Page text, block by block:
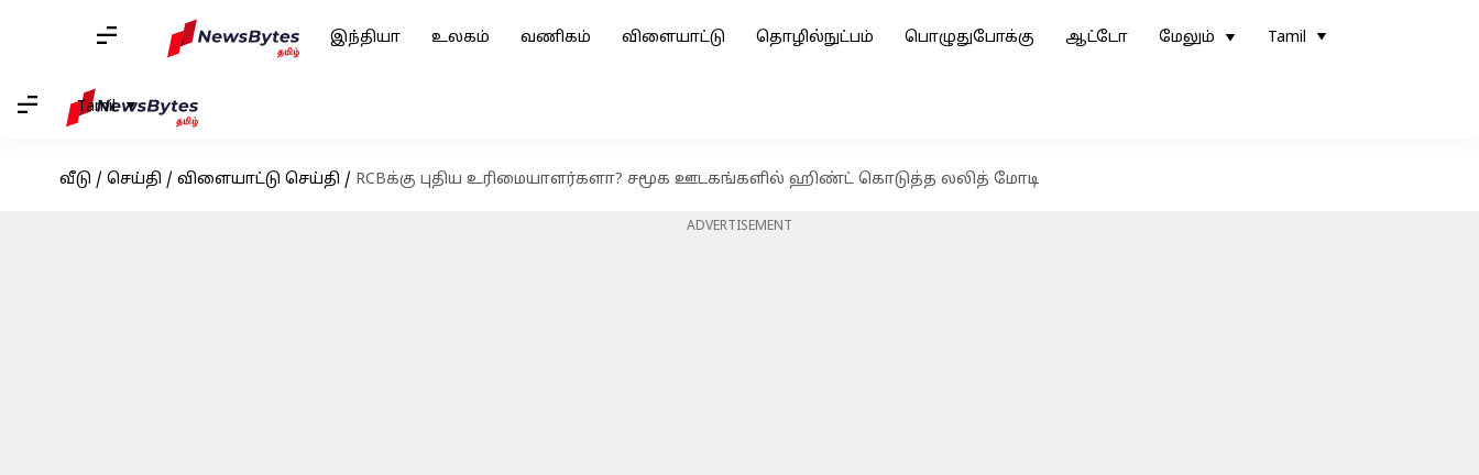
இந்தியா உலகம் வணிகம் விளையாட்டு தொழில்நுட்பம் பொழுதுபோக்கு ஆட்டோ மேலும் Tamil
Tamil
வீடு / செய்தி / விளையாட்டு செய்தி / RCBக்கு புதிய உரிமையாளர்களா? சமூக ஊடகங்களில் ஹிண்ட் கொடுத்த லலித் மோடி
ADVERTISEMENT